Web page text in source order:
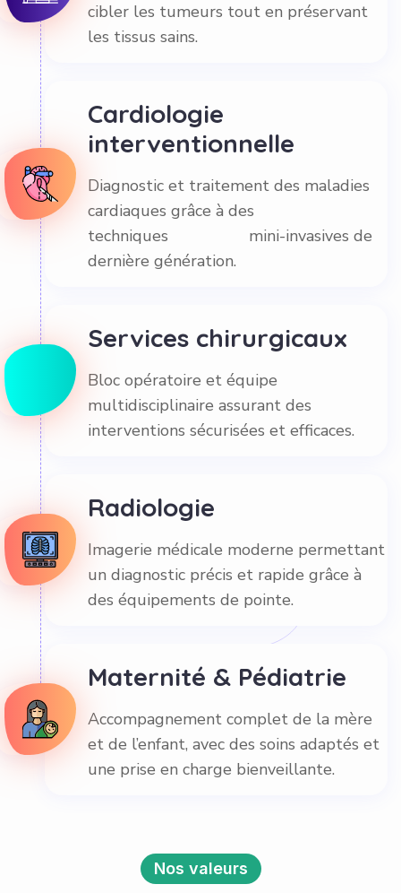
cibler les tumeurs tout en préservant
les tissus sains.
Cardiologie
interventionnelle
Diagnostic et traitement des maladies
cardiaques grâce à des
techniques mini-invasives de
dernière génération.
Services chirurgicaux
Bloc opératoire et équipe
multidisciplinaire assurant des
interventions sécurisées et efficaces.
Radiologie
Imagerie médicale moderne permettant
un diagnostic précis et rapide grâce à
des équipements de pointe.
Maternité & Pédiatrie
Accompagnement complet de la mère
et de l’enfant, avec des soins adaptés et
une prise en charge bienveillante.
Nos valeurs